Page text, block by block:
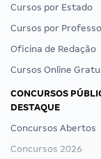
Cursos por Estado
Cursos por
Oficina de Redação
Cursos Online
CONCURSOS
DESTAQUE
Concursos Abertos
Concursos 2026